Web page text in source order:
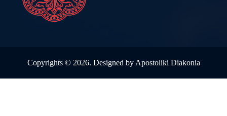
Copyrights © 2026. Designed by Apostoliki Diakonia